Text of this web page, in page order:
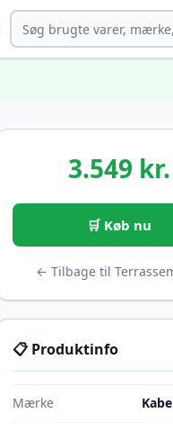
Søg
3.549 kr.
🛒 Køb nu
← Tilbage til
📋 Produktinfo
Mærke